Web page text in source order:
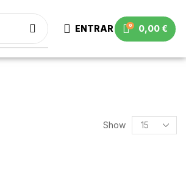
ENTRAR 0 0,00 €
Show